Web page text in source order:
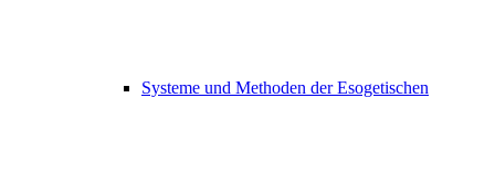
Systeme und Methoden der Esogetischen